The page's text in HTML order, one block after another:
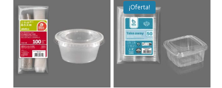
¡Oferta!